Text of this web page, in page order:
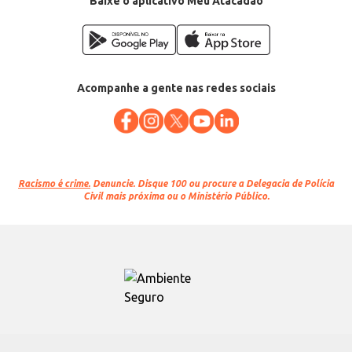
Acompanhe a gente nas redes sociais
Racismo é crime. Denuncie. Disque 100 ou procure a Delegacia de Polícia
Civil mais próxima ou o Ministério Público.